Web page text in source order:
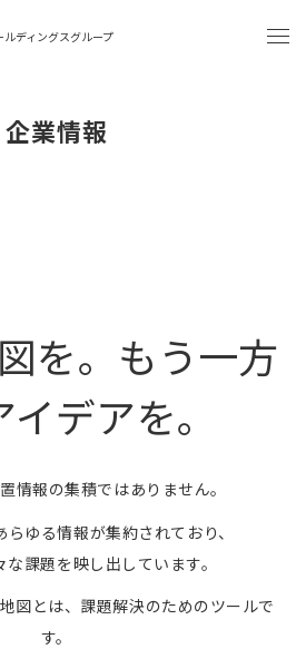
ルディングスグループ
企業情報
を。もう一方
デアを。
情報の集積ではありません。
ゆる情報が集約されており、
課題を映し出しています。
図とは、課題解決のためのツールで
す。